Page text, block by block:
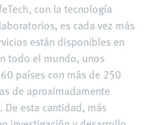
con la tecnología
es cada vez más
están disponibles en
todo el mundo, unos
países con más de 250
de aproximadamente
esta cantidad, más